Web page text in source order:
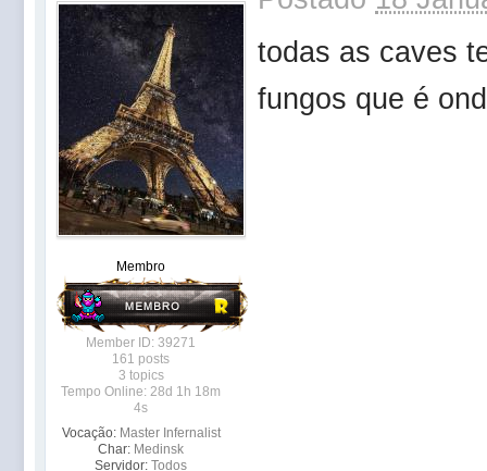
Membro
Member ID: 39271
161 posts
3 topics
Tempo Online: 28d 1h 18m
4s
Vocação: Master Infernalist
Char: Medinsk
Servidor: Todos
todas as caves
fungos que é